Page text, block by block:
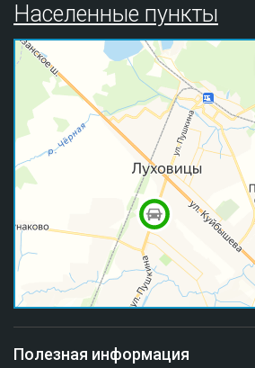
Населенные пункты
Полезная информация